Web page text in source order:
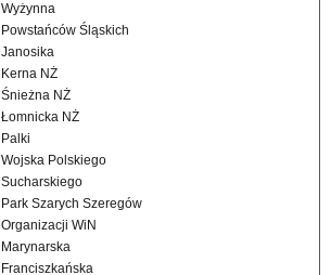
Wyżynna
Powstańców Śląskich
Janosika
Kerna NŻ
Śnieżna NŻ
Łomnicka NŻ
Palki
Wojska Polskiego
Sucharskiego
Park Szarych Szeregów
Organizacji WiN
Marynarska
Franciszkańska